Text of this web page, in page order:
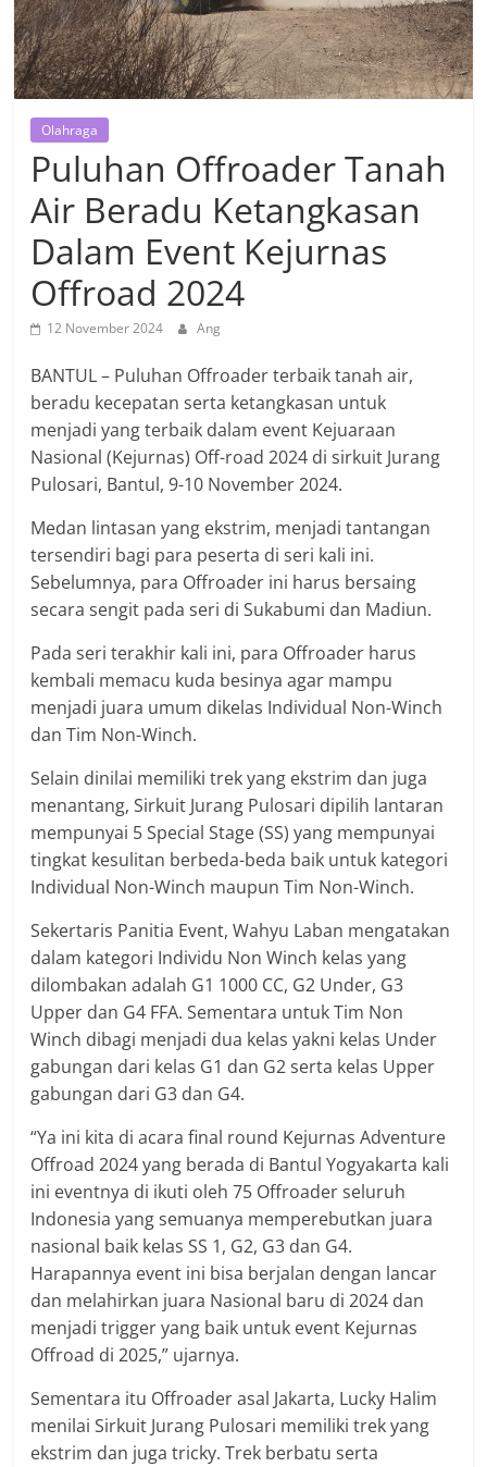
Olahraga
Puluhan Offroader Tanah
Air Beradu Ketangkasan
Dalam Event Kejurnas
Offroad 2024
12 November 2024 Ang
BANTUL – Puluhan Offroader terbaik tanah air,
beradu kecepatan serta ketangkasan untuk
menjadi yang terbaik dalam event Kejuaraan
Nasional (Kejurnas) Off-road 2024 di sirkuit Jurang
Pulosari, Bantul, 9-10 November 2024.
Medan lintasan yang ekstrim, menjadi tantangan
tersendiri bagi para peserta di seri kali ini.
Sebelumnya, para Offroader ini harus bersaing
secara sengit pada seri di Sukabumi dan Madiun.
Pada seri terakhir kali ini, para Offroader harus
kembali memacu kuda besinya agar mampu
menjadi juara umum dikelas Individual Non-Winch
dan Tim Non-Winch.
Selain dinilai memiliki trek yang ekstrim dan juga
menantang, Sirkuit Jurang Pulosari dipilih lantaran
mempunyai 5 Special Stage (SS) yang mempunyai
tingkat kesulitan berbeda-beda baik untuk kategori
Individual Non-Winch maupun Tim Non-Winch.
Sekertaris Panitia Event, Wahyu Laban mengatakan
dalam kategori Individu Non Winch kelas yang
dilombakan adalah G1 1000 CC, G2 Under, G3
Upper dan G4 FFA. Sementara untuk Tim Non
Winch dibagi menjadi dua kelas yakni kelas Under
gabungan dari kelas G1 dan G2 serta kelas Upper
gabungan dari G3 dan G4.
“Ya ini kita di acara final round Kejurnas Adventure
Offroad 2024 yang berada di Bantul Yogyakarta kali
ini eventnya di ikuti oleh 75 Offroader seluruh
Indonesia yang semuanya memperebutkan juara
nasional baik kelas SS 1, G2, G3 dan G4.
Harapannya event ini bisa berjalan dengan lancar
dan melahirkan juara Nasional baru di 2024 dan
menjadi trigger yang baik untuk event Kejurnas
Offroad di 2025,” ujarnya.
Sementara itu Offroader asal Jakarta, Lucky Halim
menilai Sirkuit Jurang Pulosari memiliki trek yang
ekstrim dan juga tricky. Trek berbatu serta